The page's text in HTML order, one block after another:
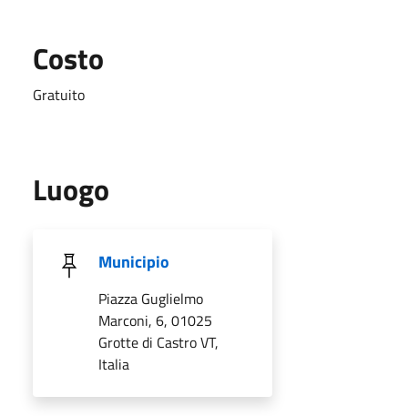
Costo
Gratuito
Luogo
Municipio
Piazza Guglielmo
Marconi, 6, 01025
Grotte di Castro VT,
Italia